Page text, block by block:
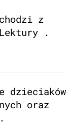
z
.
dzieciaków
oraz